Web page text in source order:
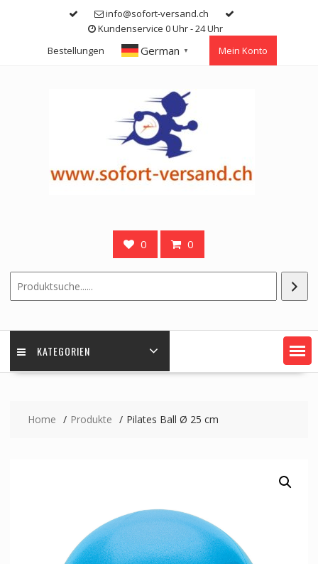
info@sofort-versand.ch
Kundenservice 0 Uhr - 24 Uhr
Bestellungen
German ▼ Mein Konto
0 0
KATEGORIEN
Home Produkte Pilates Ball Ø 25 cm